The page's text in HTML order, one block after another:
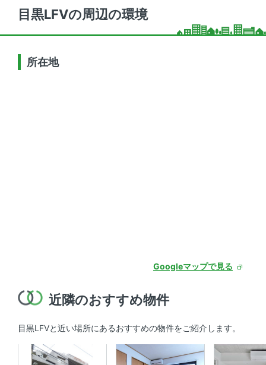
目黒LFVの周辺の環境
所在地
Googleマップで見る
近隣のおすすめ物件
目黒LFVと近い場所にあるおすすめの物件をご紹介します。